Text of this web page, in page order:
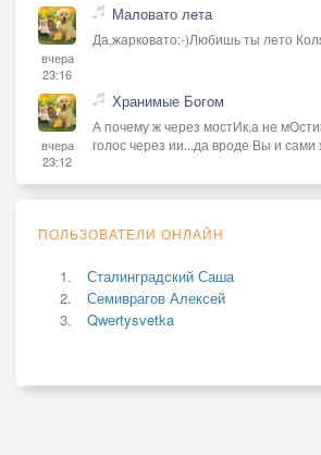
вчера
23:16
Маловато лета
Да,жарковато:-)Любишь ты лето
вчера
23:12
Хранимые Богом
А почему ж через мостИк,а не
голос через ии...да вроде Вы и
ПОЛЬЗОВАТЕЛИ ОНЛАЙН
Сталинградский Саша
Семиврагов Алексей
Qwertysvetka